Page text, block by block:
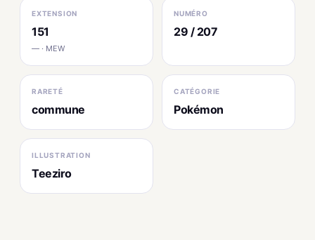
EXTENSION
151
— · MEW
NUMÉRO
29 / 207
RARETÉ
commune
CATÉGORIE
Pokémon
ILLUSTRATION
Teeziro